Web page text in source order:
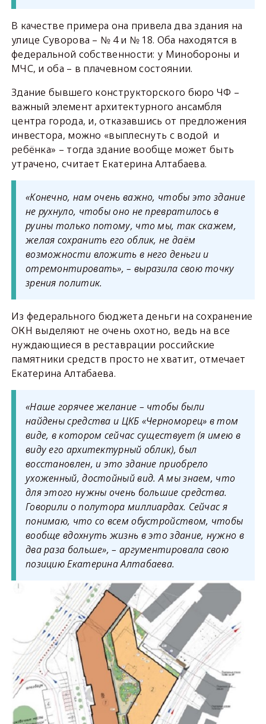
В качестве примера она привела два здания на
улице Суворова – № 4 и № 18. Оба находятся в
федеральной собственности: у Минобороны и
МЧС, и оба – в плачевном состоянии.
Здание бывшего конструкторского бюро ЧФ –
важный элемент архитектурного ансамбля
центра города, и, отказавшись от предложения
инвестора, можно «выплеснуть с водой и
ребёнка» – тогда здание вообще может быть
утрачено, считает Екатерина Алтабаева.
«Конечно, нам очень важно, чтобы это здание
не рухнуло, чтобы оно не превратилось в
руины только потому, что мы, так скажем,
желая сохранить его облик, не даём
возможности вложить в него деньги и
отремонтировать», – выразила свою точку
зрения политик.
Из федерального бюджета деньги на сохранение
ОКН выделяют не очень охотно, ведь на все
нуждающиеся в реставрации российские
памятники средств просто не хватит, отмечает
Екатерина Алтабаева.
«Наше горячее желание – чтобы были
найдены средства и ЦКБ «Черноморец» в том
виде, в котором сейчас существует (я имею в
виду его архитектурный облик), был
восстановлен, и это здание приобрело
ухоженный, достойный вид. А мы знаем, что
для этого нужны очень большие средства.
Говорили о полутора миллиардах. Сейчас я
понимаю, что со всем обустройством, чтобы
вообще вдохнуть жизнь в это здание, нужно в
два раза больше», – аргументировала свою
позицию Екатерина Алтабаева.